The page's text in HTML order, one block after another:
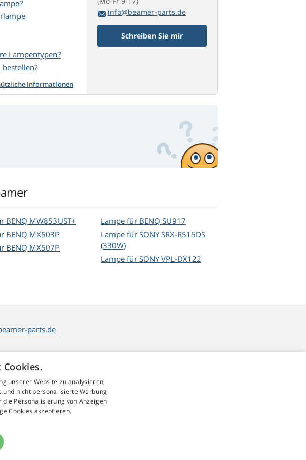
Lampentypen?
Informationen
info@beamer-parts.de
Schreiben Sie mir
BENQ MW853UST+
BENQ MX503P
BENQ MX507P
Lampe für BENQ SU917
Lampe für SONY SRX-R515DS
(330W)
Lampe für SONY VPL-DX122
parts.de
s.r.o.
unserer Website zu analysieren,
nicht personalisierte Werbung
Personalisierung von Anzeigen
Cookies akzeptieren.